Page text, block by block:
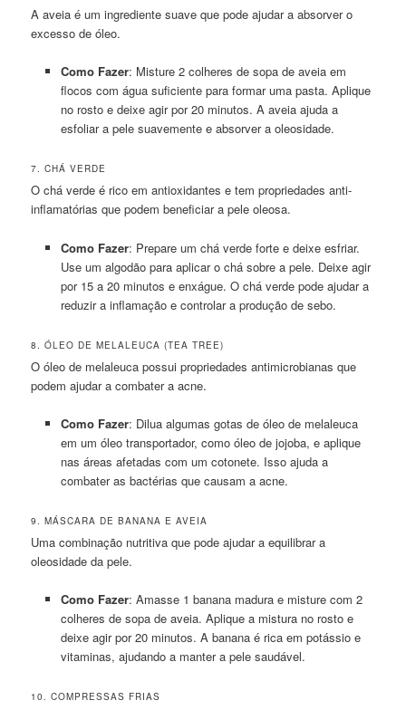
A aveia é um ingrediente suave que pode ajudar a absorver o
excesso de óleo.
Como Fazer: Misture 2 colheres de sopa de aveia em
flocos com água suficiente para formar uma pasta. Aplique
no rosto e deixe agir por 20 minutos. A aveia ajuda a
esfoliar a pele suavemente e absorver a oleosidade.
7. CHÁ VERDE
O chá verde é rico em antioxidantes e tem propriedades anti-
inflamatórias que podem beneficiar a pele oleosa.
Como Fazer: Prepare um chá verde forte e deixe esfriar.
Use um algodão para aplicar o chá sobre a pele. Deixe agir
por 15 a 20 minutos e enxágue. O chá verde pode ajudar a
reduzir a inflamação e controlar a produção de sebo.
8. ÓLEO DE MELALEUCA (TEA TREE)
O óleo de melaleuca possui propriedades antimicrobianas que
podem ajudar a combater a acne.
Como Fazer: Dilua algumas gotas de óleo de melaleuca
em um óleo transportador, como óleo de jojoba, e aplique
nas áreas afetadas com um cotonete. Isso ajuda a
combater as bactérias que causam a acne.
9. MÁSCARA DE BANANA E AVEIA
Uma combinação nutritiva que pode ajudar a equilibrar a
oleosidade da pele.
Como Fazer: Amasse 1 banana madura e misture com 2
colheres de sopa de aveia. Aplique a mistura no rosto e
deixe agir por 20 minutos. A banana é rica em potássio e
vitaminas, ajudando a manter a pele saudável.
10. COMPRESSAS FRIAS